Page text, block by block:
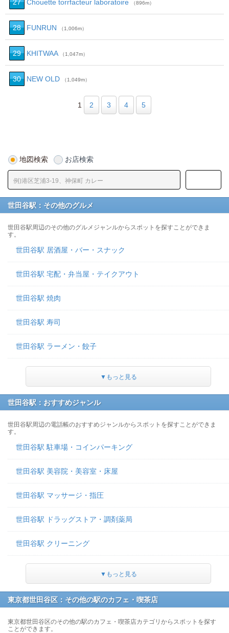
27 Chouette torrfacteur laboratoire （896m）
28 FUNRUN （1,006m）
29 KHITWAA （1,047m）
30 NEW OLD （1,049m）
1 2 3 4 5
地図検索 お店検索
世田谷駅：その他のグルメ
世田谷駅周辺のその他のグルメジャンルからスポットを探すことができま
す。
世田谷駅 居酒屋・バー・スナック
世田谷駅 宅配・弁当屋・テイクアウト
世田谷駅 焼肉
世田谷駅 寿司
世田谷駅 ラーメン・餃子
▼もっと見る
世田谷駅：おすすめジャンル
世田谷駅周辺の電話帳のおすすめジャンルからスポットを探すことができま
す。
世田谷駅 駐車場・コインパーキング
世田谷駅 美容院・美容室・床屋
世田谷駅 マッサージ・指圧
世田谷駅 ドラッグストア・調剤薬局
世田谷駅 クリーニング
▼もっと見る
東京都世田谷区：その他の駅のカフェ・喫茶店
東京都世田谷区のその他の駅のカフェ・喫茶店カテゴリからスポットを探す
ことができます。